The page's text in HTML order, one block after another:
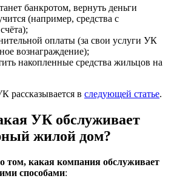
банкротом, вернуть деньги
(например, средства с
оплаты (за свои услуги УК
вознаграждение);
накопленные средства жильцов на
рассказывается в следующей статье.
УК обслуживает
жилой дом?
том, какая компания обслуживает
способами: